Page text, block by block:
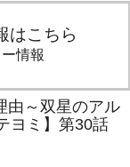
はこちら
情報
由～双星のアル
ヨミ】第30話